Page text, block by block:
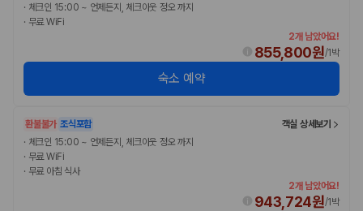
· 체크인 15:00 ~ 언제든지, 체크아웃 정오 까지
· 무료 WiFi
2개 남았어요!
855,800원/1박
숙소 예약
환불불가 조식포함
객실 상세보기
· 체크인 15:00 ~ 언제든지, 체크아웃 정오 까지
· 무료 WiFi
· 무료 아침 식사
2개 남았어요!
943,724원/1박